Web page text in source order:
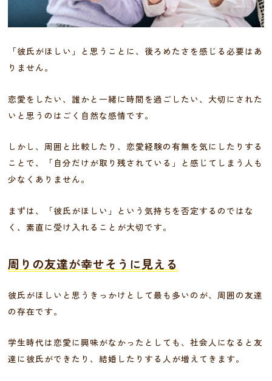
「彼氏がほしい」と思うことに、後ろめたさを感じる必要はあ
りません。
恋愛をしたい、誰かと一緒に時間を過ごしたい、大切にされた
いと思うのはごく自然な感情です。
しかし、周囲と比較したり、恋愛経験の有無を気にしたりする
ことで、「自分だけが取り残されている」と感じてしまう人も
少なくありません。
まずは、「彼氏がほしい」という気持ちを否定するのではな
く、素直に受け入れることが大切です。
周りの友達が幸せそうに見える
彼氏がほしいと思うきっかけとして最も多いのが、周囲の友達
の存在です。
学生時代は恋愛に興味がなかったとしても、社会人になると友
達に彼氏ができたり、結婚したりする人が増えてきます。